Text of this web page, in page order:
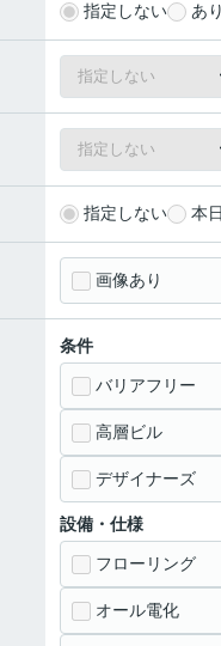
指定しない あり
指定しない 本日
画像あり
条件
バリアフリー
高層ビル
デザイナーズ
設備・仕様
フローリング
オール電化